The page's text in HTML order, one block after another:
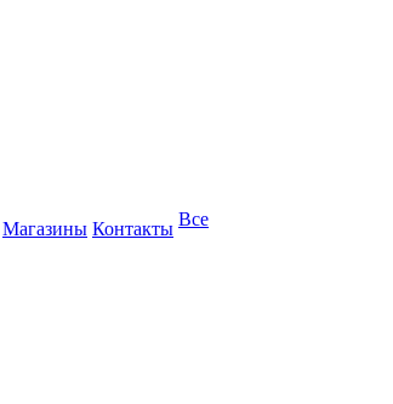
Магазины Контакты Все